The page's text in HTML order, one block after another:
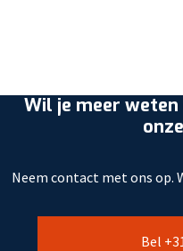
Wil je meer
Neem contact met ons op.
Bel